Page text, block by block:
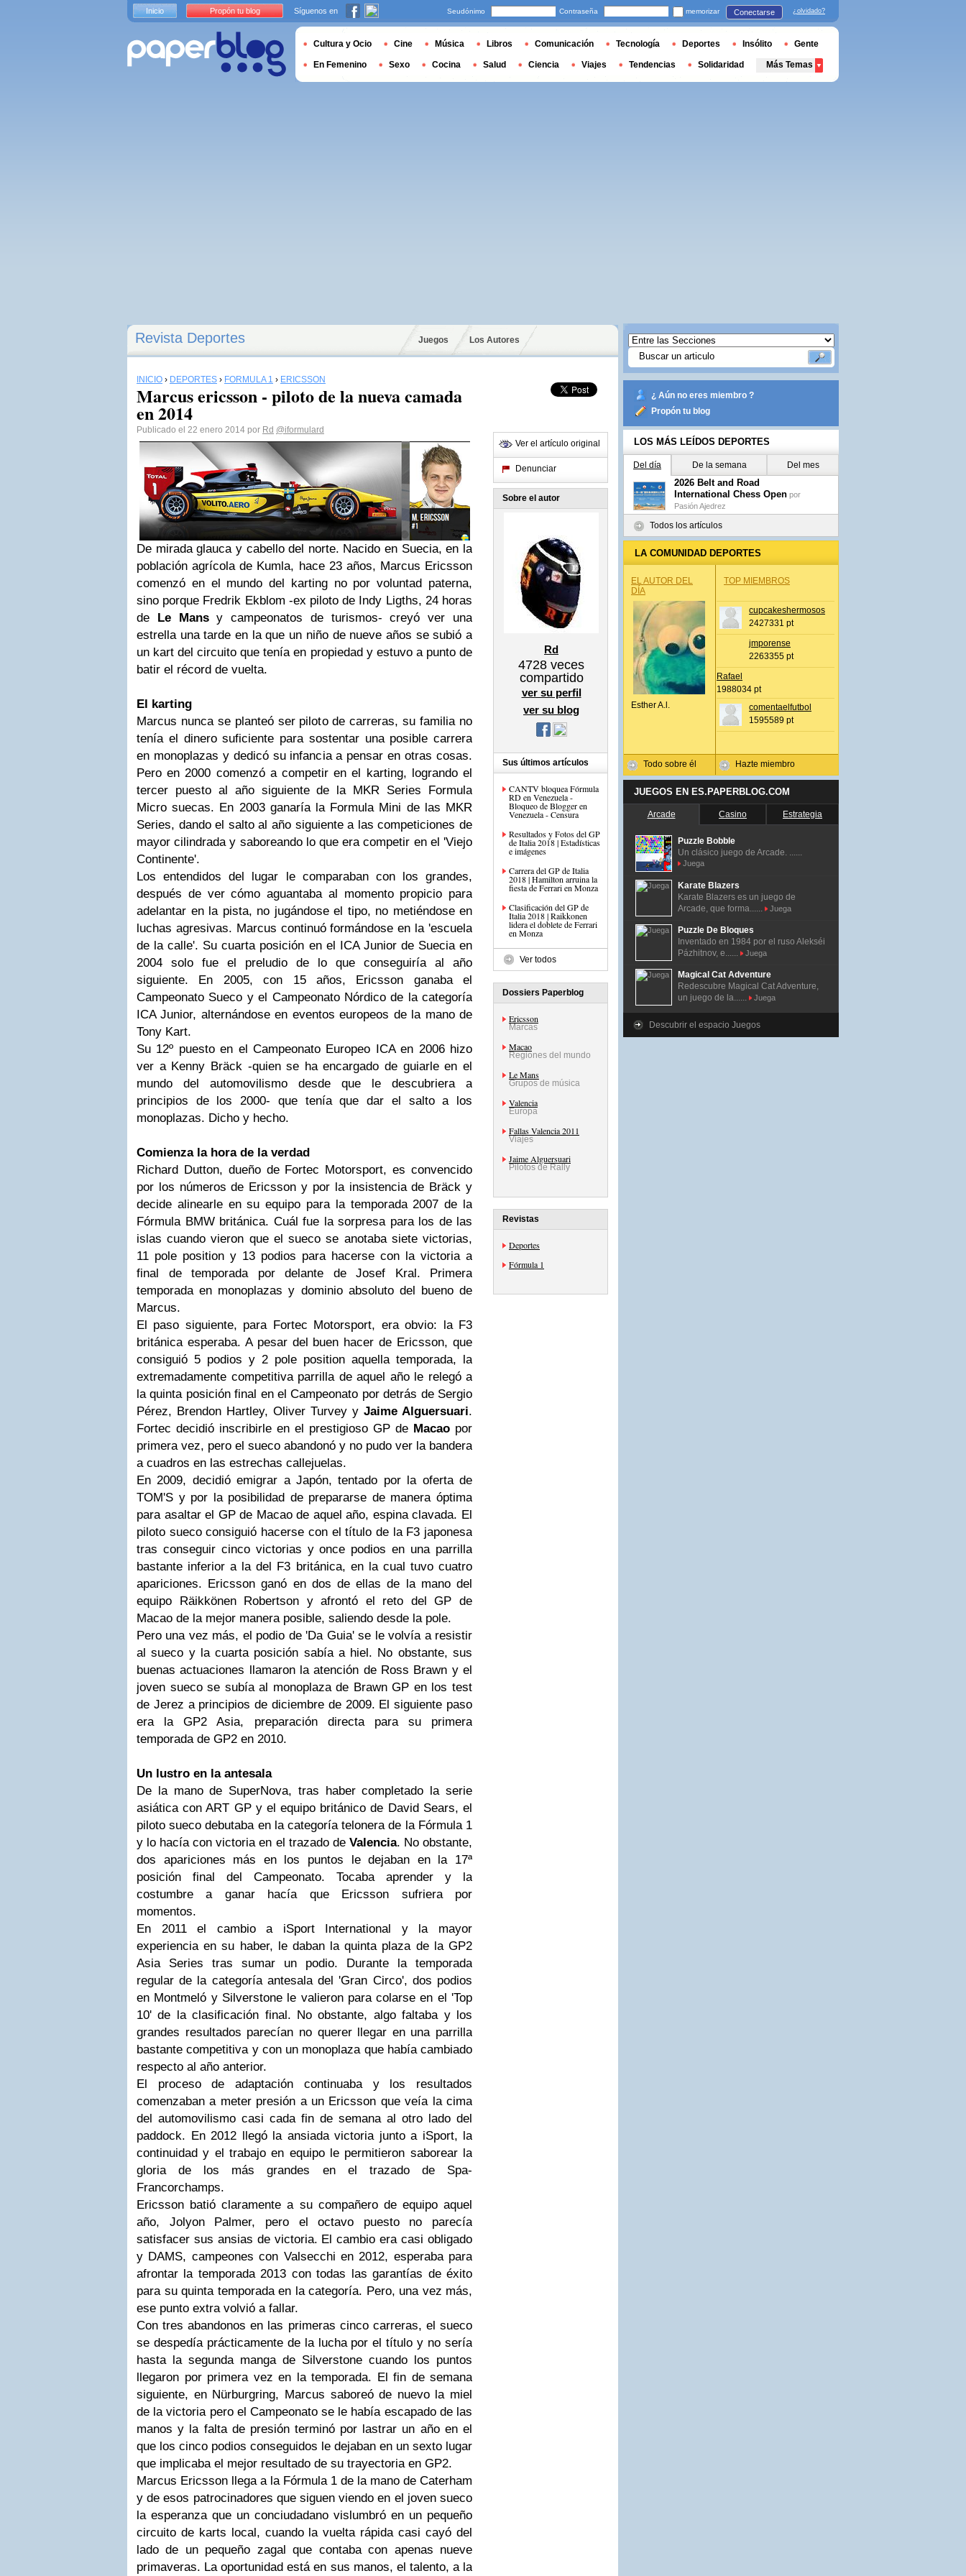
Revista Deportes Juegos Los Autores
INICIO › DEPORTES › FÓRMULA 1 › ERICSSON
Marcus ericsson - piloto de la nueva camada
en 2014
Publicado el 22 enero 2014 por Rd @iformulard
De mirada glauca y cabello del norte. Nacido en Suecia, en la
población agrícola de Kumla, hace 23 años, Marcus Ericsson
comenzó en el mundo del karting no por voluntad paterna,
sino porque Fredrik Ekblom -ex piloto de Indy Ligths, 24 horas
de Le Mansy campeonatos de turismos- creyó ver una
estrella una tarde en la que un niño de nueve años se subió a
un kart del circuito que tenía en propiedad y estuvo a punto de
batir el récord de vuelta.
El karting
Marcus nunca se planteó ser piloto de carreras, su familia no
tenía el dinero suficiente para sostentar una posible carrera
en monoplazas y dedicó su infancia a pensar en otras cosas.
Pero en 2000 comenzó a competir en el karting, logrando el
tercer puesto al año siguiente de la MKR Series Formula
Micro suecas. En 2003 ganaría la Formula Mini de las MKR
Series, dando el salto al año siguiente a las competiciones de
mayor cilindrada y saboreando lo que era competir en el 'Viejo
Continente'.
Los entendidos del lugar le comparaban con los grandes,
después de ver cómo aguantaba al momento propicio para
adelantar en la pista, no jugándose el tipo, no metiéndose en
luchas agresivas. Marcus continuó formándose en la 'escuela
de la calle'. Su cuarta posición en el ICA Junior de Suecia en
2004 solo fue el preludio de lo que conseguiría al año
siguiente. En 2005, con 15 años, Ericsson ganaba el
Campeonato Sueco y el Campeonato Nórdico de la categoría
ICA Junior, alternándose en eventos europeos de la mano de
Tony Kart.
Su 12º puesto en el Campeonato Europeo ICA en 2006 hizo
ver a Kenny Bräck -quien se ha encargado de guiarle en el
mundo del automovilismo desde que le descubriera a
principios de los 2000- que tenía que dar el salto a los
monoplazas. Dicho y hecho.
Comienza la hora de la verdad
Richard Dutton, dueño de Fortec Motorsport, es convencido
por los números de Ericsson y por la insistencia de Bräck y
decide alinearle en su equipo para la temporada 2007 de la
Fórmula BMW británica. Cuál fue la sorpresa para los de las
islas cuando vieron que el sueco se anotaba siete victorias,
11 pole position y 13 podios para hacerse con la victoria a
final de temporada por delante de Josef Kral. Primera
temporada en monoplazas y dominio absoluto del bueno de
Marcus.
El paso siguiente, para Fortec Motorsport, era obvio: la F3
británica esperaba. A pesar del buen hacer de Ericsson, que
consiguió 5 podios y 2 pole position aquella temporada, la
extremadamente competitiva parrilla de aquel año le relegó a
la quinta posición final en el Campeonato por detrás de Sergio
Pérez, Brendon Hartley, Oliver Turvey y Jaime Alguersuari.
Fortec decidió inscribirle en el prestigioso GP de Macao por
primera vez, pero el sueco abandonó y no pudo ver la bandera
a cuadros en las estrechas callejuelas.
En 2009, decidió emigrar a Japón, tentado por la oferta de
TOM'S y por la posibilidad de prepararse de manera óptima
para asaltar el GP de Macao de aquel año, espina clavada. El
piloto sueco consiguió hacerse con el título de la F3 japonesa
tras conseguir cinco victorias y once podios en una parrilla
bastante inferior a la del F3 británica, en la cual tuvo cuatro
apariciones. Ericsson ganó en dos de ellas de la mano del
equipo Räikkönen Robertson y afrontó el reto del GP de
Macao de la mejor manera posible, saliendo desde la pole.
Pero una vez más, el podio de 'Da Guia' se le volvía a resistir
al sueco y la cuarta posición sabía a hiel. No obstante, sus
buenas actuaciones llamaron la atención de Ross Brawn y el
joven sueco se subía al monoplaza de Brawn GP en los test
de Jerez a principios de diciembre de 2009. El siguiente paso
era la GP2 Asia, preparación directa para su primera
temporada de GP2 en 2010.
Un lustro en la antesala
De la mano de SuperNova, tras haber completado la serie
asiática con ART GP y el equipo británico de David Sears, el
piloto sueco debutaba en la categoría telonera de la Fórmula 1
y lo hacía con victoria en el trazado de Valencia. No obstante,
dos apariciones más en los puntos le dejaban en la 17ª
posición final del Campeonato. Tocaba aprender y la
costumbre a ganar hacía que Ericsson sufriera por
momentos.
En 2011 el cambio a iSport International y la mayor
experiencia en su haber, le daban la quinta plaza de la GP2
Asia Series tras sumar un podio. Durante la temporada
regular de la categoría antesala del 'Gran Circo', dos podios
en Montmeló y Silverstone le valieron para colarse en el 'Top
10' de la clasificación final. No obstante, algo faltaba y los
grandes resultados parecían no querer llegar en una parrilla
bastante competitiva y con un monoplaza que había cambiado
respecto al año anterior.
El proceso de adaptación continuaba y los resultados
comenzaban a meter presión a un Ericsson que veía la cima
del automovilismo casi cada fin de semana al otro lado del
paddock. En 2012 llegó la ansiada victoria junto a iSport, la
continuidad y el trabajo en equipo le permitieron saborear la
gloria de los más grandes en el trazado de Spa-
Francorchamps.
Ericsson batió claramente a su compañero de equipo aquel
año, Jolyon Palmer, pero el octavo puesto no parecía
satisfacer sus ansias de victoria. El cambio era casi obligado
y DAMS, campeones con Valsecchi en 2012, esperaba para
afrontar la temporada 2013 con todas las garantías de éxito
para su quinta temporada en la categoría. Pero, una vez más,
ese punto extra volvió a fallar.
Con tres abandonos en las primeras cinco carreras, el sueco
se despedía prácticamente de la lucha por el título y no sería
hasta la segunda manga de Silverstone cuando los puntos
llegaron por primera vez en la temporada. El fin de semana
siguiente, en Nürburgring, Marcus saboreó de nuevo la miel
de la victoria pero el Campeonato se le había escapado de las
manos y la falta de presión terminó por lastrar un año en el
que los cinco podios conseguidos le dejaban en un sexto lugar
que implicaba el mejor resultado de su trayectoria en GP2.
Marcus Ericsson llega a la Fórmula 1 de la mano de Caterham
y de esos patrocinadores que siguen viendo en el joven sueco
la esperanza que un conciudadano vislumbró en un pequeño
circuito de karts local, cuando la vuelta rápida casi cayó del
lado de un pequeño zagal que contaba con apenas nueve
primaveras. La oportunidad está en sus manos, el talento, a la
Ver el artículo original
Denunciar
Sobre el autor
Rd
4728 veces
compartido
ver su perfil
ver su blog
Sus últimos artículos
CANTV bloquea Fórmula
RD en Venezuela -
Bloqueo de Blogger en
Venezuela - Censura
Resultados y Fotos del GP
de Italia 2018 | Estadísticas
e imágenes
Carrera del GP de Italia
2018 | Hamilton arruina la
fiesta de Ferrari en Monza
Clasificación del GP de
Italia 2018 | Raikkonen
lidera el doblete de Ferrari
en Monza
Ver todos
Dossiers Paperblog
Ericsson
Marcas
Macao
Regiones del mundo
Le Mans
Grupos de música
Valencia
Europa
Fallas Valencia 2011
Viajes
Jaime Alguersuari
Pilotos de Rally
Revistas
Deportes
Fórmula 1
¿ Aún no eres miembro ?
Propón tu blog
LOS MÁS LEÍDOS DEPORTES
Del día De la semana Del mes
2026 Belt and Road
International Chess Open por
Pasión Ajedrez
Todos los artículos
LA COMUNIDAD DEPORTES
EL AUTOR DEL
DÍA
Esther A.l.
Todo sobre él
TOP MIEMBROS
cupcakeshermosos
2427331 pt
jmporense
2263355 pt
Rafael
1988034 pt
comentaelfutbol
1595589 pt
Hazte miembro
JUEGOS EN ES.PAPERBLOG.COM
Arcade Casino Estrategia
Puzzle Bobble
Un clásico juego de Arcade. ......
Juega
Karate Blazers
Karate Blazers es un juego de
Arcade, que forma......
Juega
Puzzle De Bloques
Inventado en 1984 por el ruso Alekséi
Pázhitnov, e......
Juega
Magical Cat Adventure
Redescubre Magical Cat Adventure,
un juego de la......
Juega
Descubrir el espacio Juegos
Inicio Propón tu blog Síguenos en Seudónimo Contraseña memorizar Conectarse ¿olvidado?
Cultura y Ocio Cine Música Libros Comunicación Tecnología Deportes Insólito Gente
En Femenino Sexo Cocina Salud Ciencia Viajes Tendencias Solidaridad Más Temas